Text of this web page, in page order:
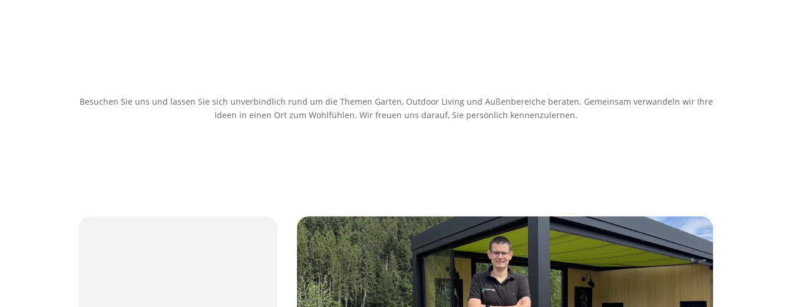
Besuchen Sie uns und lassen Sie sich unverbindlich rund um die Themen Garten, Outdoor Living und Außenbereiche beraten. Gemeinsam verwandeln wir Ihre
Ideen in einen Ort zum Wohlfühlen. Wir freuen uns darauf, Sie persönlich kennenzulernen.